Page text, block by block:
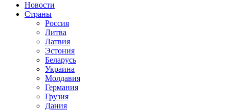
Новости
Страны
Россия
Литва
Латвия
Эстония
Беларусь
Украина
Молдавия
Германия
Грузия
Дания